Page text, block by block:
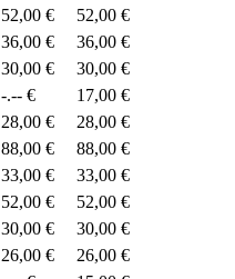
52,00 €
52,00 €
36,00 €
36,00 €
30,00 €
30,00 €
-.-- €
17,00 €
28,00 €
28,00 €
88,00 €
88,00 €
33,00 €
33,00 €
52,00 €
52,00 €
30,00 €
30,00 €
26,00 €
26,00 €